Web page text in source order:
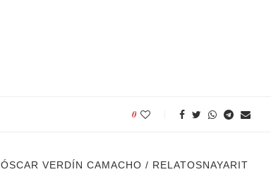
0
ÓSCAR VERDÍN CAMACHO / RELATOSNAYARIT